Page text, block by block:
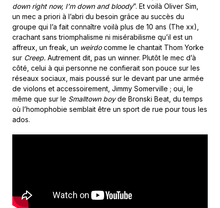
down right now, I’m down and bloody”. Et voilà Oliver Sim,
un mec a priori à l’abri du besoin grâce au succès du
groupe qui l’a fait connaître voilà plus de 10 ans (The xx),
crachant sans triomphalisme ni misérabilisme qu’il est un
affreux, un freak, un weirdocomme le chantait Thom Yorke
sur Creep. Autrement dit, pas un winner. Plutôt le mec d’à
côté, celui à qui personne ne confierait son pouce sur les
réseaux sociaux, mais poussé sur le devant par une armée
de violons et accessoirement, Jimmy Somerville ; oui, le
même que sur le Smalltown boyde Bronski Beat, du temps
où l’homophobie semblait être un sport de rue pour tous les
ados.